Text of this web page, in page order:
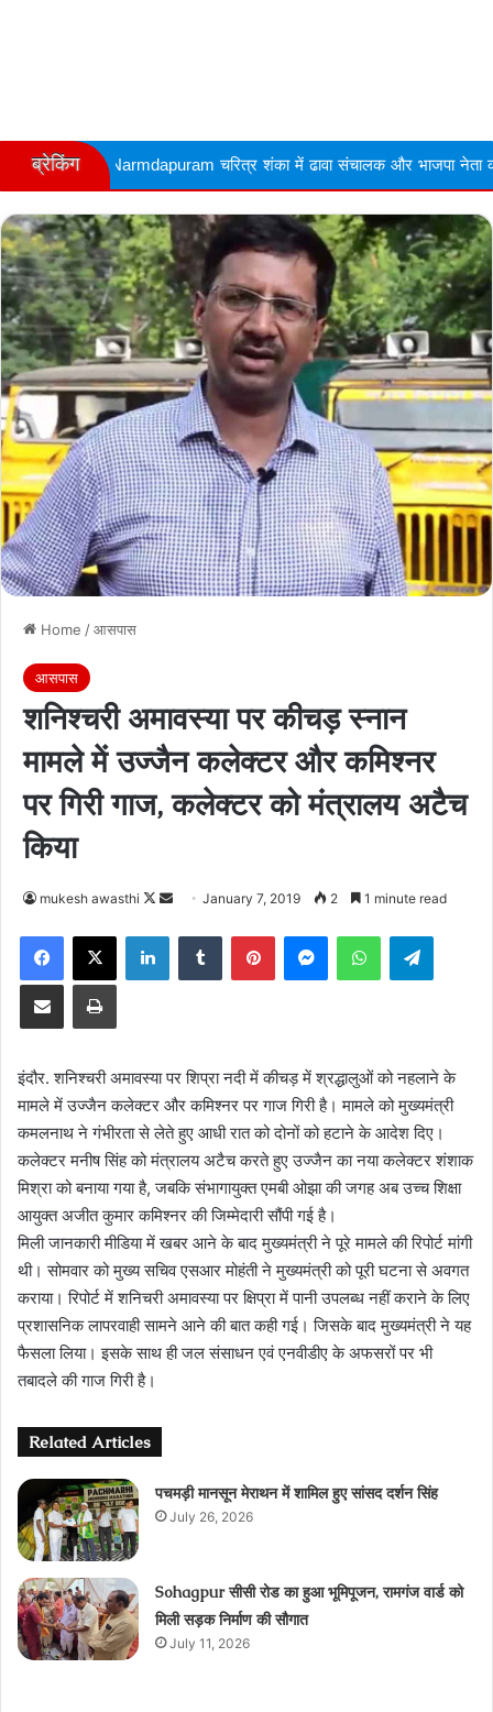
ब्रेकिंगचरित्र शंका में ढावा संचालक और भाजपा नेता की गोली मारकर हत्या
Home /आसपास
आसपास
शनिश्चरी अमावस्या पर कीचड़ स्नान
मामले में उज्जैन कलेक्टर और कमिश्नर
पर गिरी गाज, कलेक्टर को मंत्रालय अटैच
किया
mukesh awasthi
Follow
Send
email
January 7, 2019 2 1 minute read
Facebook
X LinkedInTumblr PinterestMessengerWhatsApp
Share via Email Print
इंदौर. शनिश्चरी अमावस्या पर शिप्रा नदी में कीचड़ में श्रद्धालुओं को नहलाने के
मामले में उज्जैन कलेक्टर और कमिश्नर पर गाज गिरी है। मामले को मुख्यमंत्री
कमलनाथ ने गंभीरता से लेते हुए आधी रात को दोनों को हटाने के आदेश दिए।
कलेक्टर मनीष सिंह को मंत्रालय अटैच करते हुए उज्जैन का नया कलेक्टर शंशाक
मिश्रा को बनाया गया है, जबकि संभागायुक्त एमबी ओझा की जगह अब उच्च शिक्षा
आयुक्त अजीत कुमार कमिश्नर की जिम्मेदारी सौंपी गई है।
मिली जानकारी मीडिया में खबर आने के बाद मुख्यमंत्री ने पूरे मामले की रिपोर्ट मांगी
थी। सोमवार को मुख्य सचिव एसआर मोहंती ने मुख्यमंत्री को पूरी घटना से अवगत
कराया। रिपोर्ट में शनिचरी अमावस्या पर क्षिप्रा में पानी उपलब्ध नहीं कराने के लिए
प्रशासनिक लापरवाही सामने आने की बात कही गई। जिसके बाद मुख्यमंत्री ने यह
फैसला लिया। इसके साथ ही जल संसाधन एवं एनवीडीए के अफसरों पर भी
तबादले की गाज गिरी है।
Related Articles
पचमड़ी मानसून मेराथन में शामिल हुए सांसद दर्शन सिंह
July 26, 2026
Sohagpur सीसी रोड का हुआ भूमिपूजन, रामगंज वार्ड को
मिली सड़क निर्माण की सौगात
July 11, 2026